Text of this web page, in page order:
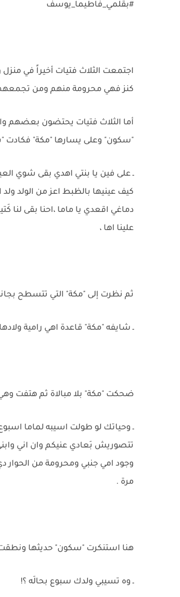
#بقلمي_فاطيما_يوسف
اجتمعت الثلاث فتيات أخيراً في
كنز فهي محرومة منهم ومن تجمعهم
أما الثلاث فتيات يحتضون بعضهم
"سكون" وعلى يسارها "مكة" فكادت
ـ على فين يا بنتي اهدي بقى شوي
كيف عينيها بالظبط اعز من الولد
دماغي اقعدي يا ماما ،احنا بقى
علينا اها ،
ثم نظرت إلى "مكة" التي تتسطح
ـ شايفه "مكة" قاعدة اهي رامية
ضحكت "مكة" بلا مبالاة ثم هتفت
ـ وحياتك لو طولت اسيبه لماما
تتصوريش بَعادي عنيكم وان اني
وجود امي جنبي ومحرومة من الحوار
مرة .
هنا استنكرت "سكون" حديثها
ـ وه تسيبي ولدك سبوع بحالَه ؟!